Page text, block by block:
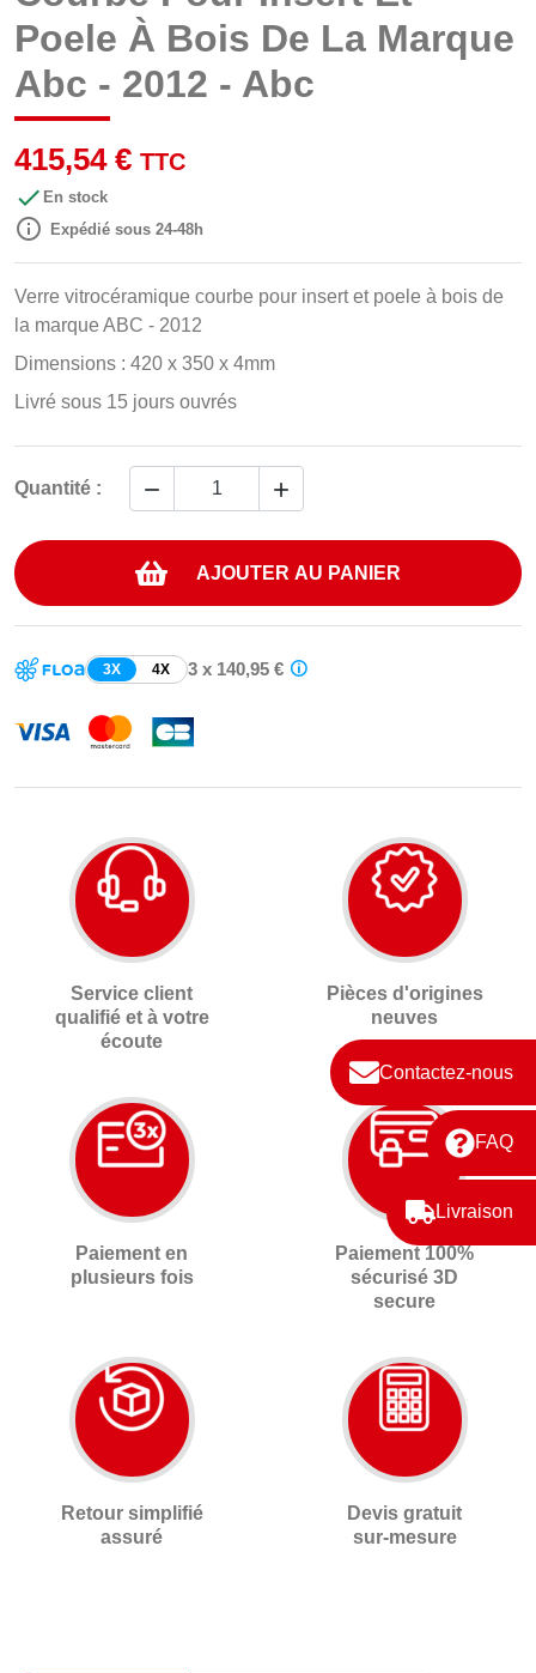
Contactez-nous
FAQ
Livraison
Poele À Bois De La Marque
Abc - 2012 - Abc
415,54 € TTC
 En stock
 Expédié sous 24-48h
Verre vitrocéramique courbe pour insert et poele à bois de
la marque ABC - 2012
Dimensions : 420 x 350 x 4mm
Livré sous 15 jours ouvrés
Quantité :  
AJOUTER AU PANIER
3X 4X 3 x 140,95 €
Service client
qualifié et à votre
écoute
Pièces d'origines
neuves
Paiement en
plusieurs fois
Paiement 100%
sécurisé 3D
secure
Retour simplifié
assuré
Devis gratuit
sur-mesure